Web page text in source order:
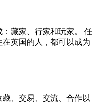
藏家、行家和玩家。 任
英国的人，都可以成为
、交易、交流、合作以